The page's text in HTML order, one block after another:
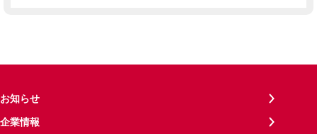
お知らせ
企業情報